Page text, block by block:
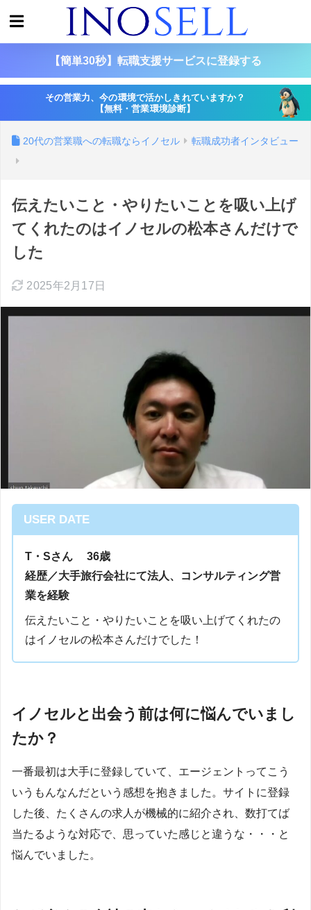
【簡単30秒】転職支援サービスに登録する
その営業力、今の環境で活かしきれていますか？
【無料・営業環境診断】
20代の営業職への転職ならイノセル 転職成功者インタビュー
伝えたいこと・やりたいことを吸い上げ
てくれたのはイノセルの松本さんだけで
した
2025年2月17日
USER DATE
T・Sさん 36歳
経歴／大手旅行会社にて法人、コンサルティング営
業を経験
伝えたいこと・やりたいことを吸い上げてくれたの
はイノセルの松本さんだけでした！
イノセルと出会う前は何に悩んでいまし
たか？
一番最初は大手に登録していて、エージェントってこう
いうもんなんだという感想を抱きました。サイトに登録
した後、たくさんの求人が機械的に紹介され、数打てば
当たるような対応で、思っていた感じと違うな・・・と
悩んでいました。